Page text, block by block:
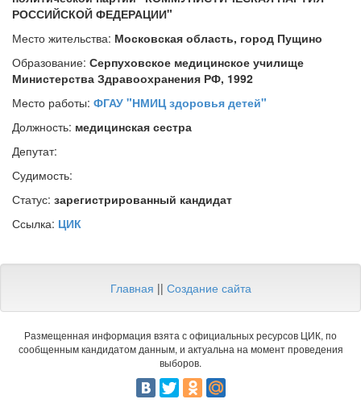
РОССИЙСКОЙ ФЕДЕРАЦИИ"
Место жительства: Московская область, город Пущино
Образование: Серпуховское медицинское училище
Министерства Здравоохранения РФ, 1992
Место работы: ФГАУ "НМИЦ здоровья детей"
Должность: медицинская сестра
Депутат:
Судимость:
Статус: зарегистрированный кандидат
Ссылка: ЦИК
Главная || Создание сайта
Размещенная информация взята с официальных ресурсов ЦИК, по
сообщенным кандидатом данным, и актуальна на момент проведения
выборов.